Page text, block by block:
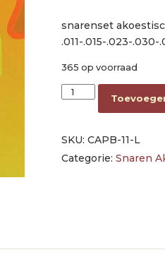
snarenset
.011-.015-.023-.030-
365 op voorraad
string set acoustic,
SKU: CAPB-11-L
Categorie: Snaren